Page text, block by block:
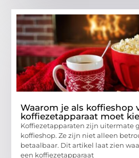
Waarom je als koffieshop
koffiezetapparaat moet
Koffiezetapparaten zijn uitermate
koffieshop. Ze zijn niet alleen
betaalbaar. Dit artikel laat zien
een koffiezetapparaat